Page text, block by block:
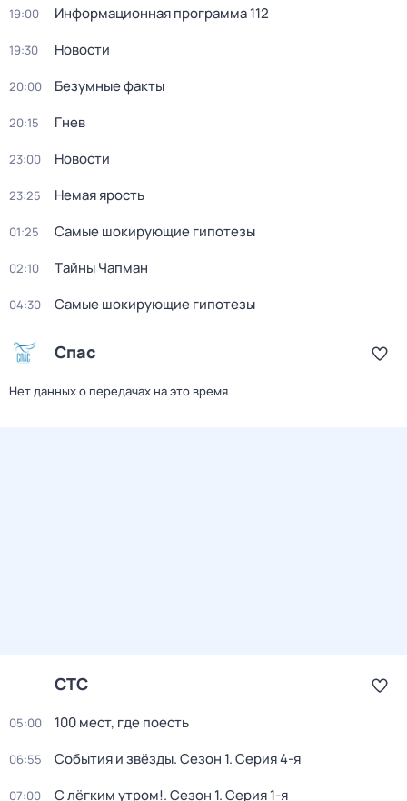
19:00 Информационная программа 112
19:30 Новости
20:00 Безумные факты
20:15 Гнев
23:00 Новости
23:25 Немая ярость
01:25 Самые шoкиpующие гипотезы
02:10 Тaйны Чапман
04:30 Самые шoкиpующие гипотезы
Спас
Нет данных о передачах на это время
СТС
05:00 100 мест, где поесть
06:55 События и звёзды. Сезон 1. Серия 4-я
07:00 С лёгким утром!. Сезон 1. Серия 1-я